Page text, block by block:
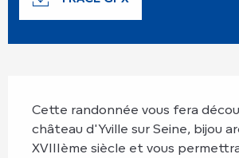
Cette randonnée vous fera
château d'Yville sur Seine, bijou
XVIIIème siècle et vous